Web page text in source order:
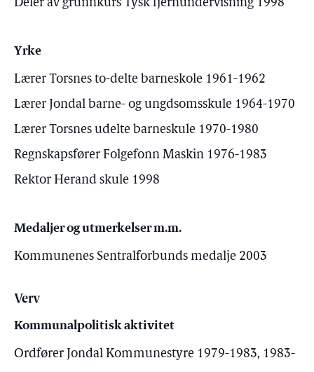
Deler av grunnkurs Tysk fjernundervisning 1998
Yrke
Lærer Torsnes to-delte barneskole 1961-1962
Lærer Jondal barne- og ungdsomsskule 1964-1970
Lærer Torsnes udelte barneskule 1970-1980
Regnskapsfører Folgefonn Maskin 1976-1983
Rektor Herand skule 1998
Medaljer og utmerkelser m.m.
Kommunenes Sentralforbunds medalje 2003
Verv
Kommunalpolitisk aktivitet
Ordfører Jondal Kommunestyre 1979-1983, 1983-